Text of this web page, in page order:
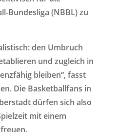
Bundesliga (NBBL) zu
den Umbruch
und zugleich in
bleiben“, fasst
Die Basketballfans in
dürfen sich also
mit einem